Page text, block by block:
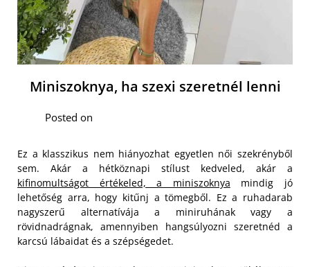
Miniszoknya, ha szexi szeretnél lenni
Posted on
Ez a klasszikus nem hiányozhat egyetlen női szekrényből
sem. Akár a hétköznapi stílust kedveled, akár a
kifinomultságot értékeled, a miniszoknya mindig jó
lehetőség arra, hogy kitűnj a tömegből. Ez a ruhadarab
nagyszerű alternatívája a miniruhának vagy a
rövidnadrágnak, amennyiben hangsúlyozni szeretnéd a
karcsú lábaidat és a szépségedet.